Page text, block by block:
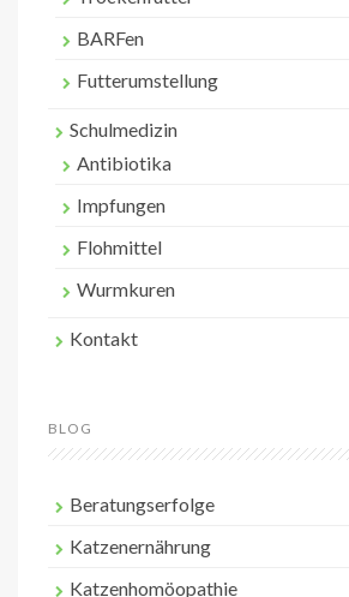
BARFen
Futterumstellung
Schulmedizin
Antibiotika
Impfungen
Flohmittel
Wurmkuren
Kontakt
BLOG
Beratungserfolge
Katzenernährung
Katzenhomöopathie